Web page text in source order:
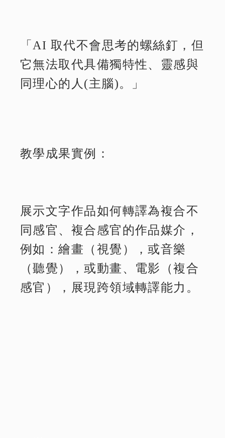
「AI 取代不會思考的螺絲釘，但
它無法取代具備獨特性、靈感與
同理心的人(主腦)。」
教學成果實例：
展示文字作品如何轉譯為複合不
同感官、複合感官的作品媒介，
例如：繪畫（視覺），或音樂
（聽覺），或動畫、電影（複合
感官），展現跨領域轉譯能力。